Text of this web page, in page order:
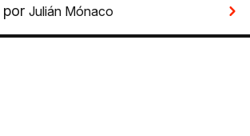
por Julián Mónaco